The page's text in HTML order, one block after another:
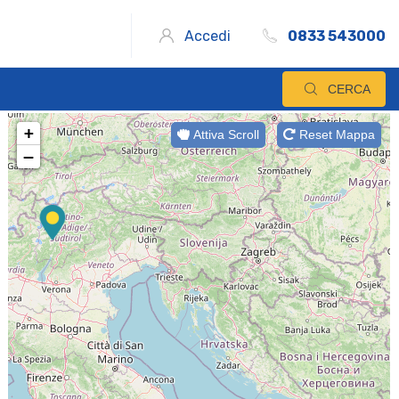
Accedi 0833 543000
CERCA
Attiva Scroll Reset Mappa
+
−